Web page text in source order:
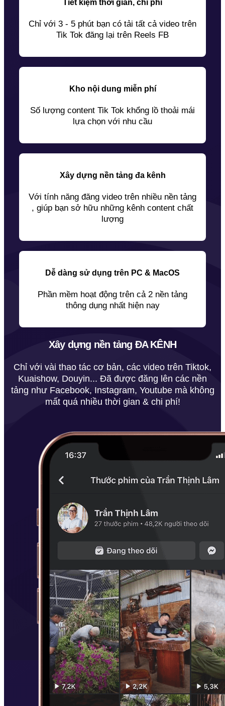
Tiết kiệm thời gian, chi phí
Chỉ với 3 - 5 phút bạn có tải tất cả video trên
Tik Tok đăng lại trên Reels FB
Kho nội dung miễn phí
Số lượng content Tik Tok khổng lồ thoải mái
lựa chọn với nhu cầu
Xây dựng nền tảng đa kênh
Với tính năng đăng video trên nhiều nền tảng
, giúp bạn sở hữu những kênh content chất
lượng
Dễ dàng sử dụng trên PC & MacOS
Phần mềm hoạt động trên cả 2 nền tảng
thông dụng nhất hiện nay
Xây dựng nền tảng ĐA KÊNH
Chỉ với vài thao tác cơ bản, các video trên Tiktok,
Kuaishow, Douyin... Đã được đăng lên các nền
tảng như Facebook, Instagram, Youtube mà không
mất quá nhiều thời gian & chi phí!